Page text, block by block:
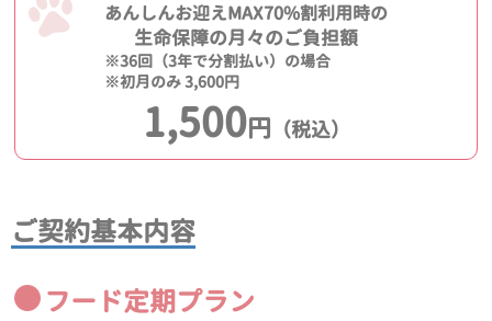
あんしんお迎えMAX70%割利用時の
生命保障の月々のご負担額
※36回（3年で分割払い）の場合
※初月のみ 3,600円
1,500円 （税込）
ご契約基本内容
フード定期プラン